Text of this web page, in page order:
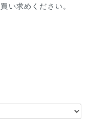
い求めください。